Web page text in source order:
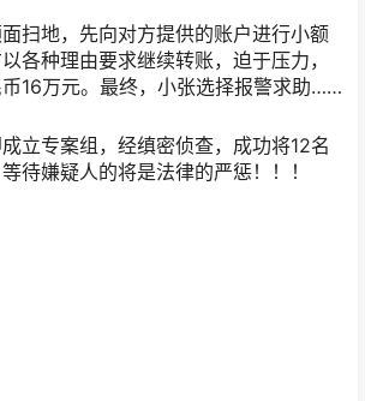
各种理由要求继续转账，迫于压力，
16万元。最终，小张选择报警求助……
待嫌疑人的将是法律的严惩！！！